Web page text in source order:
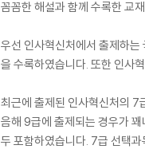
꼼꼼한 해설과 함께 수록한 교
우선 인사혁신처에서 출제하
을 수록하였습니다. 또한 인사
최근에 출제된 인사혁신처의 7
음해 9급에 출제되는 경우가
두 포함하였습니다. 7급 선택